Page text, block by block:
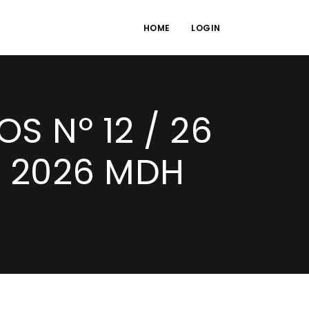
HOME LOGIN
Nº 12 / 26
2026 MDH